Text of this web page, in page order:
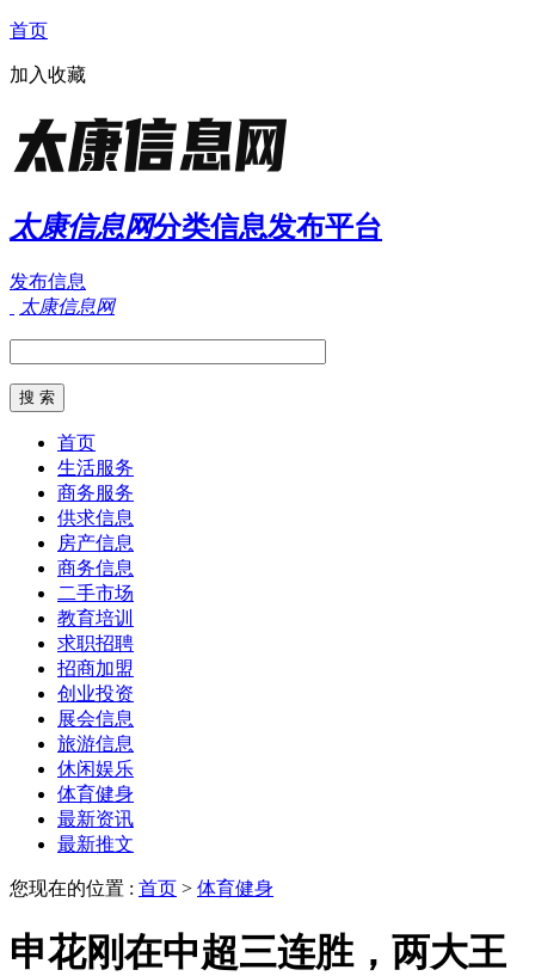
首页
加入收藏
太康信息网分类信息发布平台
发布信息
太康信息网
首页
生活服务
商务服务
供求信息
房产信息
商务信息
二手市场
教育培训
求职招聘
招商加盟
创业投资
展会信息
旅游信息
休闲娱乐
体育健身
最新资讯
最新推文
您现在的位置 : 首页 > 体育健身
申花刚在中超三连胜，两大王